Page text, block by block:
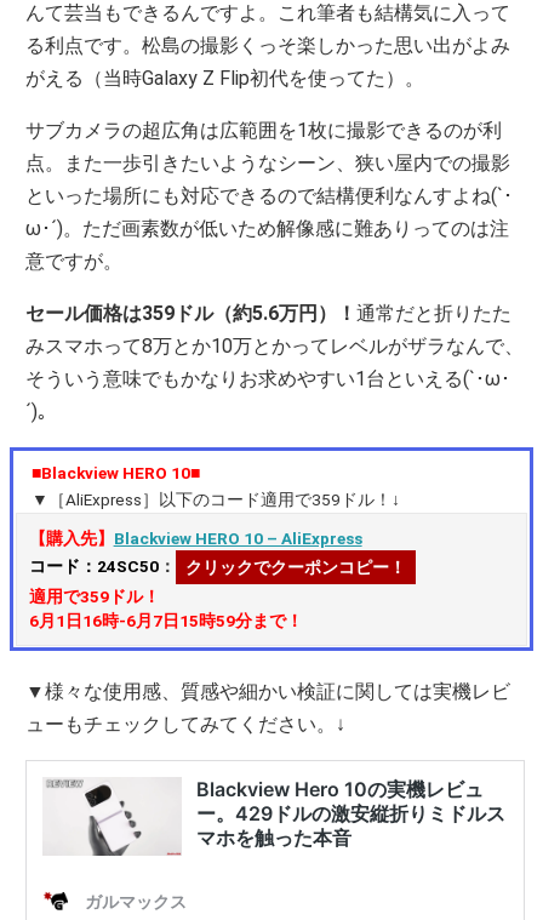
んて芸当もできるんですよ。これ筆者も結構気に入って
る利点です。松島の撮影くっそ楽しかった思い出がよみ
がえる（当時Galaxy Z Flip初代を使ってた）。
サブカメラの超広角は広範囲を1枚に撮影できるのが利
点。また一歩引きたいようなシーン、狭い屋内での撮影
といった場所にも対応できるので結構便利なんすよね(`･
ω･´)。ただ画素数が低いため解像感に難ありってのは注
意ですが。
セール価格は359ドル（約5.6万円）！通常だと折りたた
みスマホって8万とか10万とかってレベルがザラなんで、
そういう意味でもかなりお求めやすい1台といえる(`･ω･
´)。
■Blackview HERO 10■
▼［AliExpress］以下のコード適用で359ドル！↓
【購入先】 Blackview HERO 10 – AliExpress
コード：24SC50：
クリックでクーポンコピー！
適用で359ドル！
6月1日16時-6月7日15時59分まで！
▼様々な使用感、質感や細かい検証に関しては実機レビ
ューもチェックしてみてください。↓